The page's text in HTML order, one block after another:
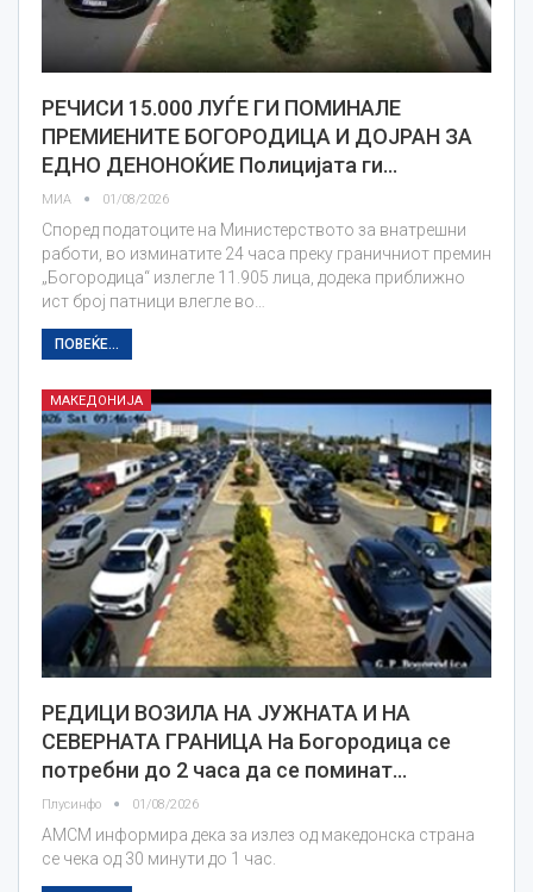
РЕЧИСИ 15.000 ЛУЃЕ ГИ ПОМИНАЛЕ
ПРЕМИЕНИТЕ БОГОРОДИЦА И ДОЈРАН ЗА
ЕДНО ДЕНОНОЌИЕ Полицијата ги…
МИА 01/08/2026
Според податоците на Министерството за внатрешни
работи, во изминатите 24 часа преку граничниот премин
„Богородица“ излегле 11.905 лица, додека приближно
ист број патници влегле во…
ПОВЕЌЕ...
МАКЕДОНИЈА
РЕДИЦИ ВОЗИЛА НА ЈУЖНАТА И НА
СЕВЕРНАТА ГРАНИЦА На Богородица се
потребни до 2 часа да се поминат…
Плусинфо 01/08/2026
АМСМ информира дека за излез од македонска страна
се чека од 30 минути до 1 час.